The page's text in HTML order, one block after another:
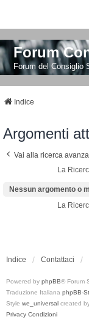
Forum
Forum del Consiglio
Indice
Argomenti
Vai alla ricerca
La
Nessun argomento o
La
Indice Contattaci
Powered by phpBB® Forum
Traduzione Italiana phpBB-
Style we_universal created
Privacy Condizioni